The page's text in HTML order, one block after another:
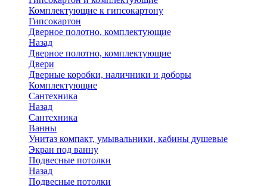
Комплектующие к гипсокартону
Гипсокартон
Дверное полотно, комплектующие
Назад
Дверное полотно, комплектующие
Двери
Дверные коробки, наличники и доборы
Комплектующие
Сантехника
Назад
Сантехника
Ванны
Унитаз компакт, умывальники, кабины душевые
Экран под ванну
Подвесные потолки
Назад
Подвесные потолки